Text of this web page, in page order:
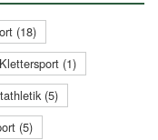
(18)
Klettersport (1)
(5)
(5)